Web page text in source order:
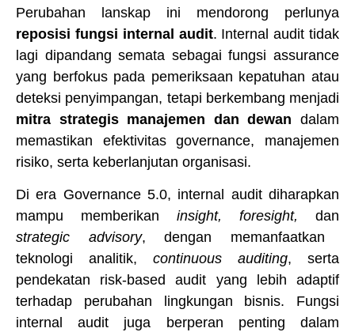
Perubahan lanskap ini mendorong perlunya
reposisi fungsi internal audit. Internal audit tidak
lagi dipandang semata sebagai fungsi assurance
yang berfokus pada pemeriksaan kepatuhan atau
deteksi penyimpangan, tetapi berkembang menjadi
mitra strategis manajemen dan dewan dalam
memastikan efektivitas governance, manajemen
risiko, serta keberlanjutan organisasi.
Di era Governance 5.0, internal audit diharapkan
mampu memberikan insight, foresight, dan
strategic advisory, dengan memanfaatkan
teknologi analitik, continuous auditing, serta
pendekatan risk-based audit yang lebih adaptif
terhadap perubahan lingkungan bisnis. Fungsi
internal audit juga berperan penting dalam